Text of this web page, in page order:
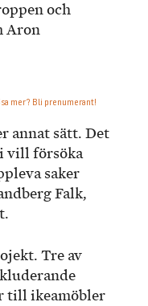
och
Aron
annat sätt. Det
vill försöka
saker
Falk,
Tre av
till ikeamöbler